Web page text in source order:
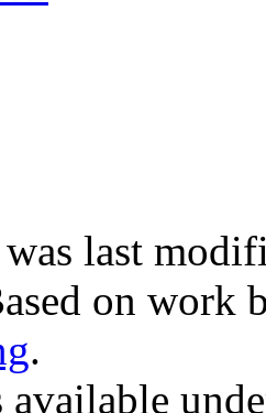
last
on work
.
available